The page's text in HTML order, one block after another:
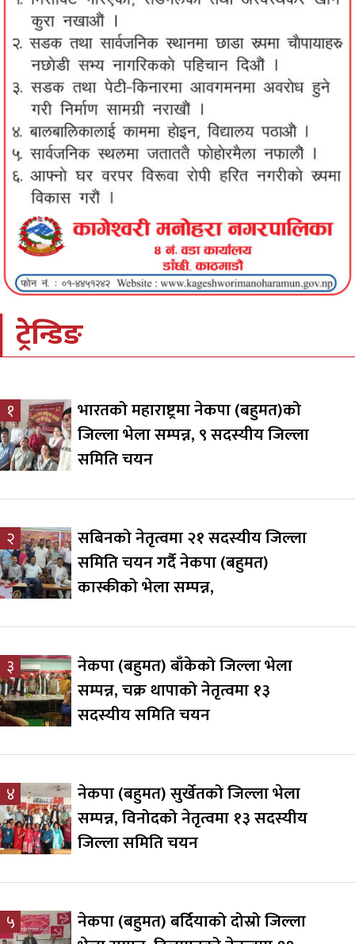
ट्रेन्डिङ
१
भारतको महाराष्ट्रमा नेकपा (बहुमत)को
जिल्ला भेला सम्पन्न, ९ सदस्यीय जिल्ला
समिति चयन
२
सबिनको नेतृत्वमा २१ सदस्यीय जिल्ला
समिति चयन गर्दै नेकपा (बहुमत)
कास्कीको भेला सम्पन्न,
३
नेकपा (बहुमत) बाँकेको जिल्ला भेला
सम्पन्न, चक्र थापाको नेतृत्वमा १३
सदस्यीय समिति चयन
४
नेकपा (बहुमत) सुर्खेतको जिल्ला भेला
सम्पन्न, विनोदको नेतृत्वमा १३ सदस्यीय
जिल्ला समिति चयन
५
नेकपा (बहुमत) बर्दियाको दोस्रो जिल्ला